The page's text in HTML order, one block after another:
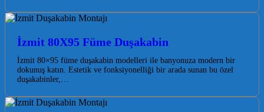
İzmit 80X95 Füme Duşakabin
İzmit 80×95 füme duşakabin modelleri ile banyonuza modern bir
dokunuş katın. Estetik ve fonksiyonelliği bir arada sunan bu özel
duşakabinler,…